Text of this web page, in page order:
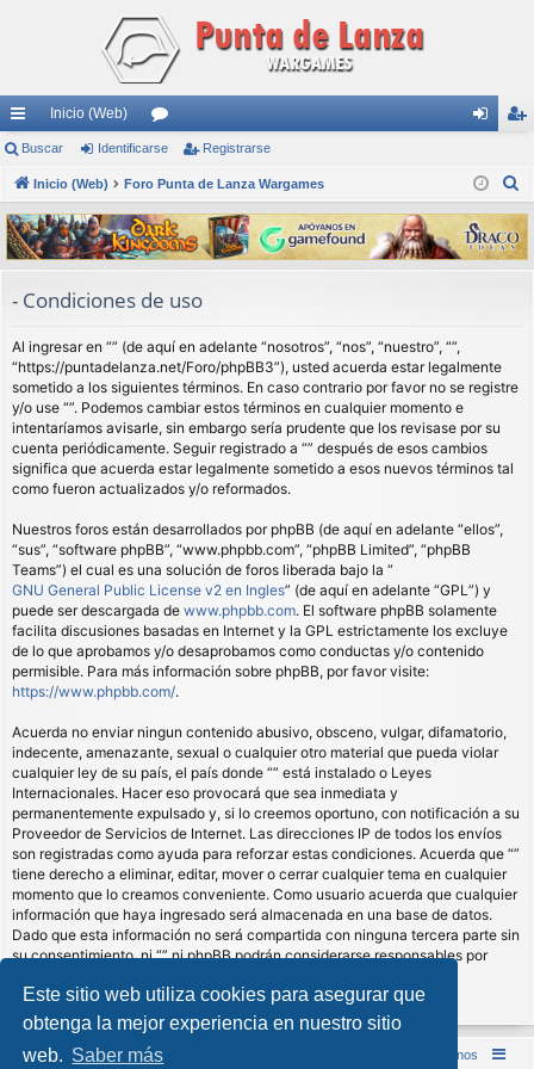
Este sitio web utiliza cookies para asegurar que
obtenga la mejor experiencia en nuestro sitio
web. Saber más
nl
ac
es
rá
s
Inicio (Web)
or
os nti
fic
ar
ist
ra
rs
Buscar Identificarse Registrarse
Inicio (Web) Foro Punta de Lanza Wargames
s
c
- Condiciones de uso
Al ingresar en “” (de aquí en adelante “nosotros”, “nos”, “nuestro”, “”,
“https://puntadelanza.net/Foro/phpBB3”), usted acuerda estar legalmente
sometido a los siguientes términos. En caso contrario por favor no se registre
y/o use “”. Podemos cambiar estos términos en cualquier momento e
intentaríamos avisarle, sin embargo sería prudente que los revisase por su
cuenta periódicamente. Seguir registrado a “” después de esos cambios
significa que acuerda estar legalmente sometido a esos nuevos términos tal
como fueron actualizados y/o reformados.
Nuestros foros están desarrollados por phpBB (de aquí en adelante “ellos”,
“sus”, “software phpBB”, “www.phpbb.com”, “phpBB Limited”, “phpBB
Teams”) el cual es una solución de foros liberada bajo la “
GNU General Public License v2 en Ingles” (de aquí en adelante “GPL”) y
puede ser descargada de www.phpbb.com. El software phpBB solamente
facilita discusiones basadas en Internet y la GPL estrictamente los excluye
de lo que aprobamos y/o desaprobamos como conductas y/o contenido
permisible. Para más información sobre phpBB, por favor visite:
https://www.phpbb.com/.
Acuerda no enviar ningun contenido abusivo, obsceno, vulgar, difamatorio,
indecente, amenazante, sexual o cualquier otro material que pueda violar
cualquier ley de su país, el país donde “” está instalado o Leyes
Internacionales. Hacer eso provocará que sea inmediata y
permanentemente expulsado y, si lo creemos oportuno, con notificación a su
Proveedor de Servicios de Internet. Las direcciones IP de todos los envíos
son registradas como ayuda para reforzar estas condiciones. Acuerda que “”
tiene derecho a eliminar, editar, mover o cerrar cualquier tema en cualquier
momento que lo creamos conveniente. Como usuario acuerda que cualquier
información que haya ingresado será almacenada en una base de datos.
Dado que esta información no será compartida con ninguna tercera parte sin
su consentimiento, ni “” ni phpBB podrán considerarse responsables por
comprometidos.
Inicio (Web) Foro Punta de Lanza Wargames Contáctenos